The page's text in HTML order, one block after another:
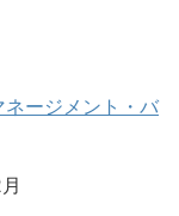
ージメント・バ